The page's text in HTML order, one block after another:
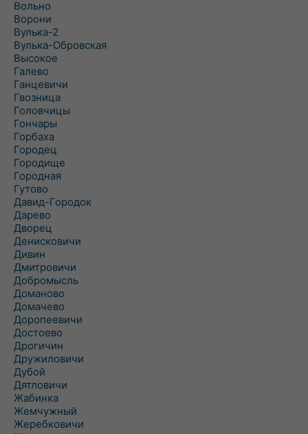
Вольно
Ворони
Вулька-2
Вулька-Обровская
Высокое
Галево
Ганцевичи
Гвозница
Головчицы
Гончары
Горбаха
Городец
Городище
Городная
Гутово
Давид-Городок
Дарево
Дворец
Денисковичи
Дивин
Дмитровичи
Добромысль
Доманово
Домачево
Доропеевичи
Достоево
Дрогичин
Дружиловичи
Дубой
Дятловичи
Жабинка
Жемчужный
Жеребковичи